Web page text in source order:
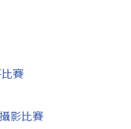
賽
影比賽